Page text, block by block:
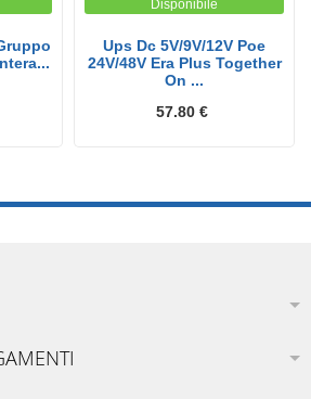
Disponibile
Ups Dc 5V/9V/12V Poe
24V/48V Era Plus Together
On ...
57.80 €